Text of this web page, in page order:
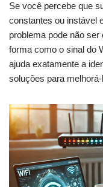
Se você percebe que
constantes ou instável
problema pode não
forma como o sinal do
ajuda exatamente a
soluções para